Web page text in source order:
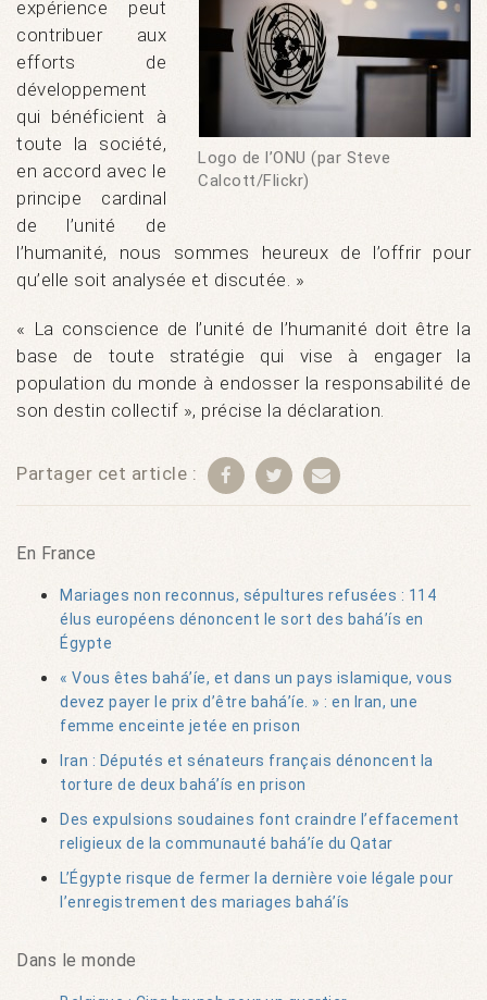
Logo de l’ONU (par Steve
Calcott/Flickr)
expérience peut
contribuer aux
efforts de
développement
qui bénéficient à
toute la société,
en accord avec le
principe cardinal
de l’unité de
l’humanité, nous sommes heureux de l’offrir pour
qu’elle soit analysée et discutée. »
« La conscience de l’unité de l’humanité doit être la
base de toute stratégie qui vise à engager la
population du monde à endosser la responsabilité de
son destin collectif », précise la déclaration.
Partager cet article :
En France
Mariages non reconnus, sépultures refusées : 114
élus européens dénoncent le sort des bahá’ís en
Égypte
« Vous êtes bahá’íe, et dans un pays islamique, vous
devez payer le prix d’être bahá’íe. » : en Iran, une
femme enceinte jetée en prison
Iran : Députés et sénateurs français dénoncent la
torture de deux bahá’ís en prison
Des expulsions soudaines font craindre l’effacement
religieux de la communauté bahá’íe du Qatar
L’Égypte risque de fermer la dernière voie légale pour
l’enregistrement des mariages bahá’ís
Dans le monde